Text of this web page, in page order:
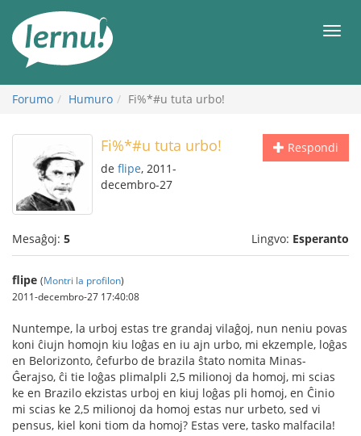
enhavo
Forumo Humuro Fi%*#u tuta urbo!
Respondi
Fi%*#u tuta urbo!
de flipe, 2011-
decembro-27
Mesaĝoj: 5 Lingvo: Esperanto
flipe (Montri la profilon)
2011-decembro-27 17:40:08
Nuntempe, la urboj estas tre grandaj vilaĝoj, nun neniu povas
koni ĉiujn homojn kiu loĝas en iu ajn urbo, mi ekzemple, loĝas
en Belorizonto, ĉefurbo de brazila ŝtato nomita Minas-
Ĝerajso, ĉi tie loĝas plimalpli 2,5 milionoj da homoj, mi scias
ke en Brazilo ekzistas urboj en kiuj loĝas pli homoj, en Ĉinio
mi scias ke 2,5 milionoj da homoj estas nur urbeto, sed vi
pensus, kiel koni tiom da homoj? Estas vere, tasko malfacila!